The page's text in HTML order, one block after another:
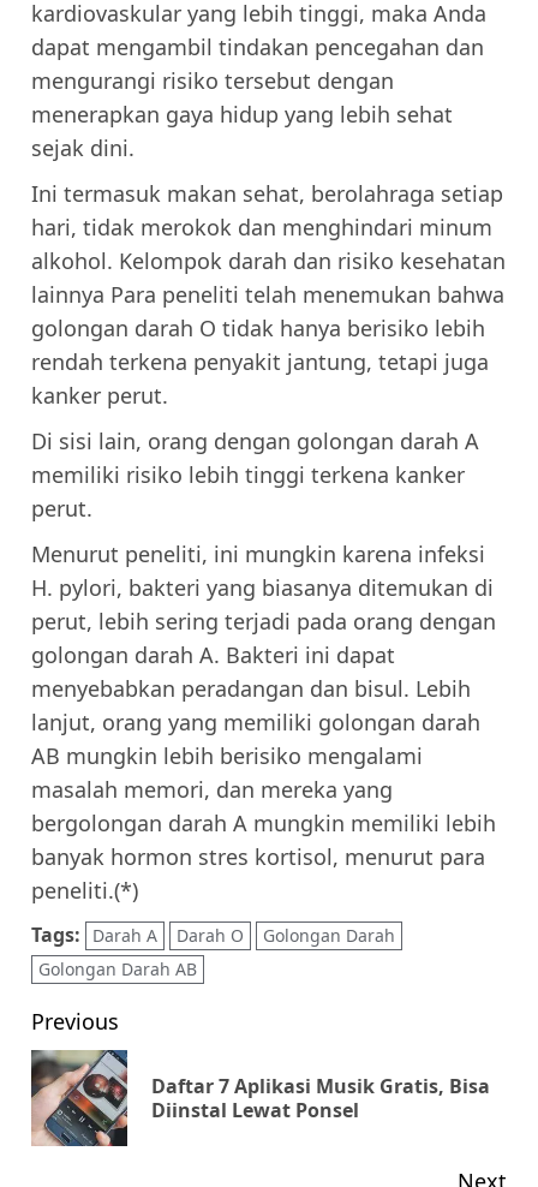
kardiovaskular yang lebih tinggi, maka Anda
dapat mengambil tindakan pencegahan dan
mengurangi risiko tersebut dengan
menerapkan gaya hidup yang lebih sehat
sejak dini.
Ini termasuk makan sehat, berolahraga setiap
hari, tidak merokok dan menghindari minum
alkohol. Kelompok darah dan risiko kesehatan
lainnya Para peneliti telah menemukan bahwa
golongan darah O tidak hanya berisiko lebih
rendah terkena penyakit jantung, tetapi juga
kanker perut.
Di sisi lain, orang dengan golongan darah A
memiliki risiko lebih tinggi terkena kanker
perut.
Menurut peneliti, ini mungkin karena infeksi
H. pylori, bakteri yang biasanya ditemukan di
perut, lebih sering terjadi pada orang dengan
golongan darah A. Bakteri ini dapat
menyebabkan peradangan dan bisul. Lebih
lanjut, orang yang memiliki golongan darah
AB mungkin lebih berisiko mengalami
masalah memori, dan mereka yang
bergolongan darah A mungkin memiliki lebih
banyak hormon stres kortisol, menurut para
peneliti.(*)
Tags: Darah A Darah O
Golongan Darah
Golongan Darah AB
Post
navigation
Previous
Daftar 7 Aplikasi Musik Gratis, Bisa
Diinstal Lewat Ponsel
Next